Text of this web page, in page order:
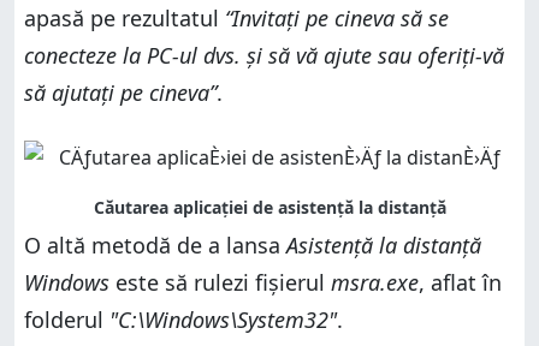
apasă pe rezultatul “Invitați pe cineva să se
conecteze la PC-ul dvs. și să vă ajute sau oferiți-vă
să ajutați pe cineva”.
O altă metodă de a lansaAsistență la distanță
Windows este să rulezi fișierul msra.exe, aflat în
folderul "C:\Windows\System32".